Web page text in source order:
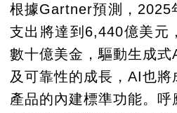
根據Gartner預測，2025
支出將達到6,440億美元
數十億美金，驅動生成
及可靠性的成長，AI也
產品的內建標準功能。呼